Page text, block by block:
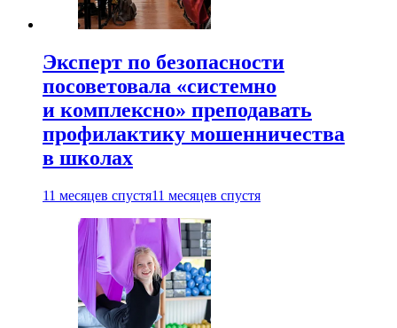
Эксперт по безопасности
посоветовала «системно
и комплексно» преподавать
профилактику мошенничества
в школах
11 месяцев спустя11 месяцев спустя